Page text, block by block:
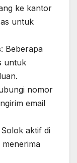
ke kantor
untuk
: Beberapa
untuk
nomor
email
aktif di